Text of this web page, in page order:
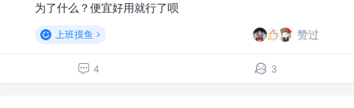
为了什么？便宜好用就行了呗
上班摸鱼 赞过
4 3